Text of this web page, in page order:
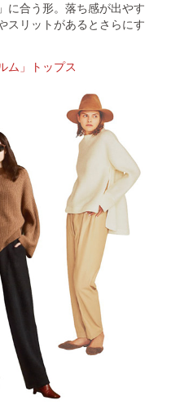
に合う形。落ち感が出やす
スリットがあるとさらにす
ム」トップス